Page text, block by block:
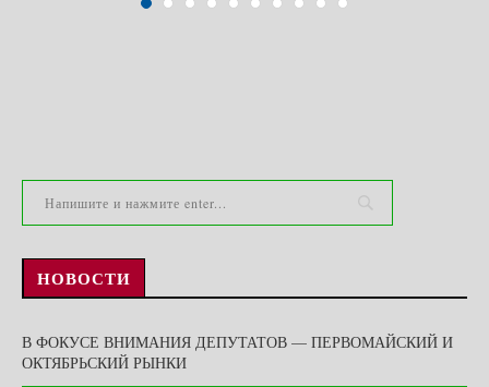
НОВОСТИ
В ФОКУСЕ ВНИМАНИЯ ДЕПУТАТОВ — ПЕРВОМАЙСКИЙ И
ОКТЯБРЬСКИЙ РЫНКИ